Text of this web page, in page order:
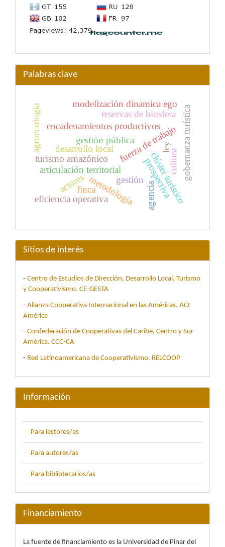
Palabras clave
desarrollo local fuerza de trabajo
gestión pública
articulación territorial clúster turístico
encadenamientos productivos gobernanza turística
turismo amazónico
gestión
metodología
reservas de biosfera
agroecología
prospectiva
modelización dinamica ego
eficiencia operativa
actores
cultura
agencia
ley
finca
Sitios de interés
- Centro de Estudios de Dirección, Desarrollo Local, Turismo
y Cooperativismo. CE-GESTA
- Alianza Cooperativa Internacional en las Américas. ACI
América
- Confederación de Cooperativas del Caribe, Centro y Sur
América. CCC-CA
- Red Latinoamericana de Cooperativismo. RELCOOP
Información
Para lectores/as
Para autores/as
Para bibliotecarios/as
Financiamiento
La fuente de financiamiento es la Universidad de Pinar del